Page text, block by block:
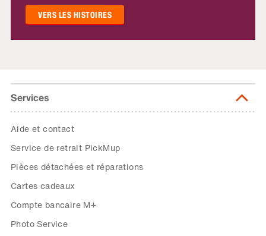
VERS LES HISTOIRES
Services
Aide et contact
Service de retrait PickMup
Pièces détachées et réparations
Cartes cadeaux
Compte bancaire M+
Photo Service